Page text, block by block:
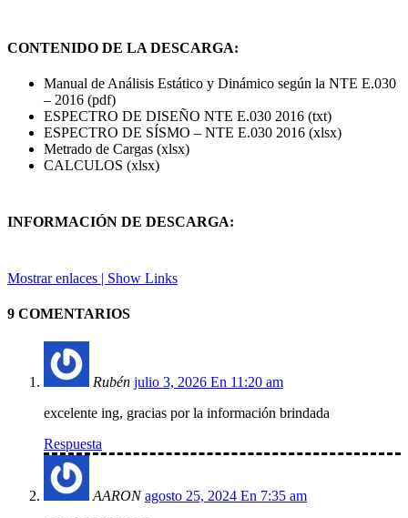
CONTENIDO DE LA DESCARGA:
Manual de Análisis Estático y Dinámico según la NTE E.030
– 2016 (pdf)
ESPECTRO DE DISEÑO NTE E.030 2016 (txt)
ESPECTRO DE SÍSMO – NTE E.030 2016 (xlsx)
Metrado de Cargas (xlsx)
CALCULOS (xlsx)
INFORMACIÓN DE DESCARGA:
Mostrar enlaces | Show Links
9 COMENTARIOS
Rubén julio 3, 2026 En 11:20 am
excelente ing, gracias por la información brindada
Respuesta
AARON agosto 25, 2024 En 7:35 am